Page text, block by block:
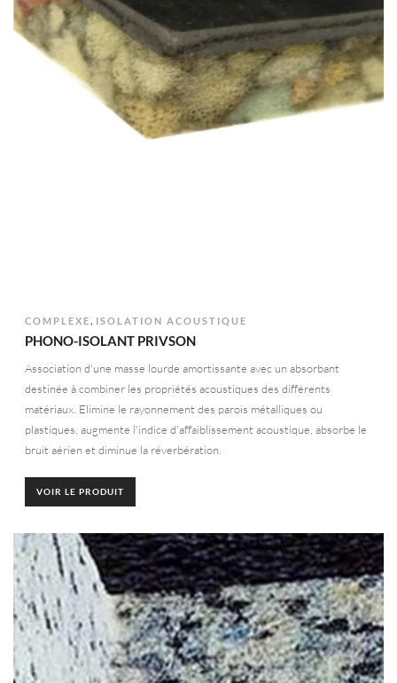
COMPLEXE, ISOLATION ACOUSTIQUE
PHONO-ISOLANT PRIVSON
Association d'une masse lourde amortissante avec un absorbant
destinée à combiner les propriétés acoustiques des différents
matériaux. Elimine le rayonnement des parois métalliques ou
plastiques, augmente l'indice d'affaiblissement acoustique, absorbe le
bruit aérien et diminue la réverbération.
VOIR LE PRODUIT